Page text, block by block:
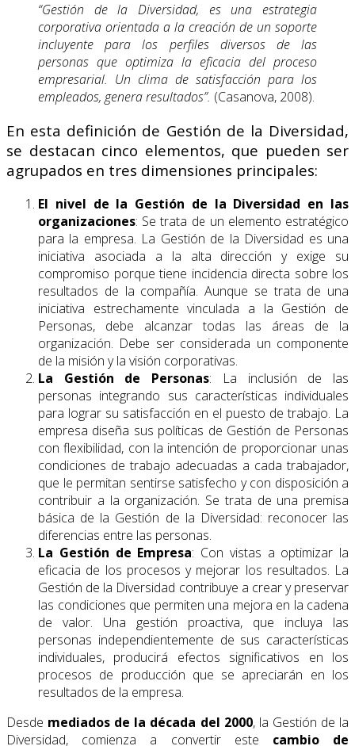
“Gestión de la Diversidad, es una estrategia
corporativa orientada a la creación de un soporte
incluyente para los perfiles diversos de las
personas que optimiza la eficacia del proceso
empresarial. Un clima de satisfacción para los
empleados, genera resultados”. (Casanova, 2008).
En esta definición de Gestión de la Diversidad,
se destacan cinco elementos, que pueden ser
agrupados en tres dimensiones principales:
El nivel de la Gestión de la Diversidad en las
organizaciones: Se trata de un elemento estratégico
para la empresa. La Gestión de la Diversidad es una
iniciativa asociada a la alta dirección y exige su
compromiso porque tiene incidencia directa sobre los
resultados de la compañía. Aunque se trata de una
iniciativa estrechamente vinculada a la Gestión de
Personas, debe alcanzar todas las áreas de la
organización. Debe ser considerada un componente
de la misión y la visión corporativas.
La Gestión de Personas: La inclusión de las
personas integrando sus características individuales
para lograr su satisfacción en el puesto de trabajo. La
empresa diseña sus políticas de Gestión de Personas
con flexibilidad, con la intención de proporcionar unas
condiciones de trabajo adecuadas a cada trabajador,
que le permitan sentirse satisfecho y con disposición a
contribuir a la organización. Se trata de una premisa
básica de la Gestión de la Diversidad: reconocer las
diferencias entre las personas.
La Gestión de Empresa: Con vistas a optimizar la
eficacia de los procesos y mejorar los resultados. La
Gestión de la Diversidad contribuye a crear y preservar
las condiciones que permiten una mejora en la cadena
de valor. Una gestión proactiva, que incluya las
personas independientemente de sus características
individuales, producirá efectos significativos en los
procesos de producción que se apreciarán en los
resultados de la empresa.
Desde mediados de la década del 2000, la Gestión de la
Diversidad, comienza a convertir este cambio de